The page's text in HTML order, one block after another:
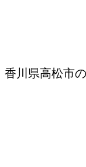
香川県高松市